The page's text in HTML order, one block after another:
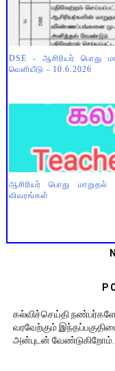
DSE - ஆசிரியர் பொது
வெளியீடு - 10.6.2026
ஆசிரியர் பொது மாறுதல்
விவரங்கள்
கல்விச்செய்தி
வரவேற்கும்
அன்புடன் வேண்டுகிறோம்.